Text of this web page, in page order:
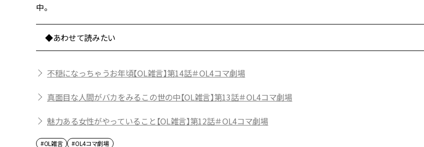
中。
◆あわせて読みたい
不穏になっちゃうお年頃【OL雑言】第14話＃OL4コマ劇場
真面目な人間がバカをみるこの世の中【OL雑言】第13話＃OL4コマ劇場
魅力ある女性がやっていること【OL雑言】第12話＃OL4コマ劇場
#OL雑言 #OL4コマ劇場